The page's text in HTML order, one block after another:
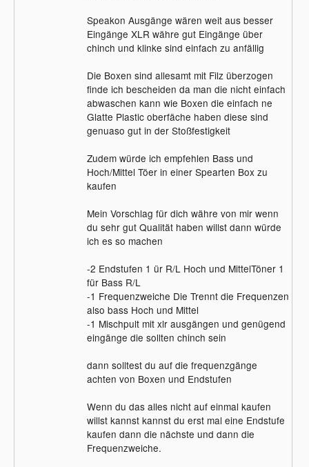
Speakon Ausgänge wären weit aus besser
Eingänge XLR währe gut Eingänge über
chinch und klinke sind einfach zu anfällig
Die Boxen sind allesamt mit Filz überzogen
finde ich bescheiden da man die nicht einfach
abwaschen kann wie Boxen die einfach ne
Glatte Plastic oberfäche haben diese sind
genuaso gut in der Stoßfestigkeit
Zudem würde ich empfehlen Bass und
Hoch/Mittel Töer in einer Spearten Box zu
kaufen
Mein Vorschlag für dich währe von mir wenn
du sehr gut Qualität haben willst dann würde
ich es so machen
-2 Endstufen 1 ür R/L Hoch und MittelTöner 1
für Bass R/L
-1 Frequenzweiche Die Trennt die Frequenzen
also bass Hoch und Mittel
-1 Mischpult mit xlr ausgängen und genügend
eingänge die sollten chinch sein
dann solltest du auf die frequenzgänge
achten von Boxen und Endstufen
Wenn du das alles nicht auf einmal kaufen
willst kannst kannst du erst mal eine Endstufe
kaufen dann die nächste und dann die
Frequenzweiche.